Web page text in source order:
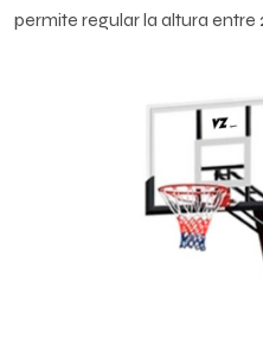
permite regular la altura entre